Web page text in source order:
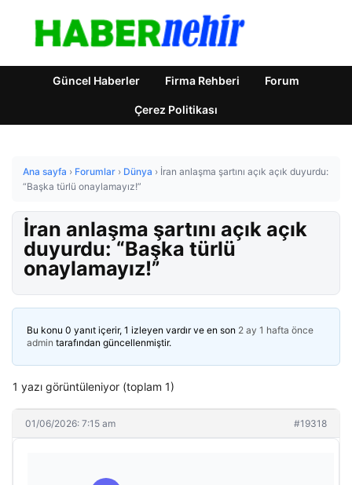
Güncel Haberler Firma Rehberi Forum
Çerez Politikası
Ana sayfa › Forumlar › Dünya › İran anlaşma şartını açık açık duyurdu:
“Başka türlü onaylamayız!”
İran anlaşma şartını açık açık
duyurdu: “Başka türlü
onaylamayız!”
Bu konu 0 yanıt içerir, 1 izleyen vardır ve en son 2 ay 1 hafta önce
admin tarafından güncellenmiştir.
1 yazı görüntüleniyor (toplam 1)
01/06/2026: 7:15 am #19318